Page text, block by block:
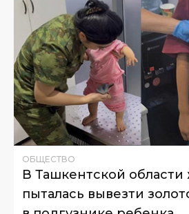
ОБЩЕСТВО
В Ташкентской
пыталась вывезти